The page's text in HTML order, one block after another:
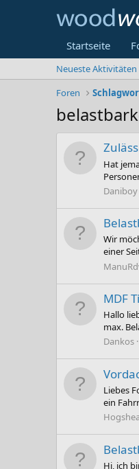
Startseite
Neueste Aktivitäten
Foren
Hat
Daniboy
Wir
einer
MDF
Hallo
max.
Dankos
Liebes
ein
Hi, ich